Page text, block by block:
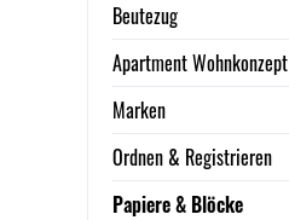
Beutezug
Apartment Wohnkonzept
Marken
Ordnen & Registrieren
Papiere & Blöcke